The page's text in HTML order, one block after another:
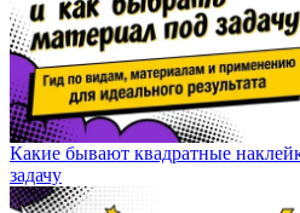
Какие бывают квадратные
задачу